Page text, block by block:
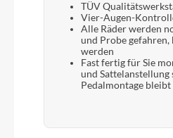
TÜV
Vier-Augen-
Alle Räder werden
und Probe
werden
Fast fertig für Sie
und Sattelanstellung
Pedalmontage